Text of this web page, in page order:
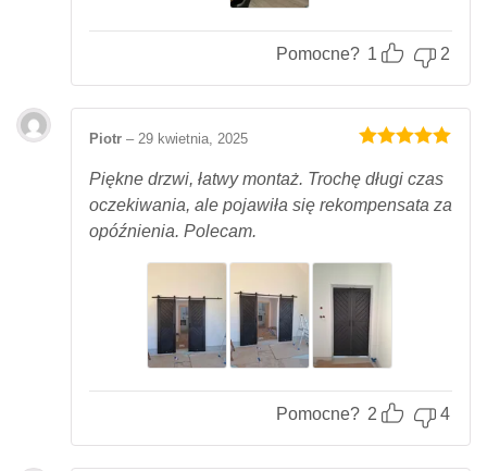
Pomocne? 1 2
na 5.
Piotr – 29 kwietnia, 2025
Piękne drzwi, łatwy montaż. Trochę długi czas
oczekiwania, ale pojawiła się rekompensata za
opóźnienia. Polecam.
Pomocne? 2 4